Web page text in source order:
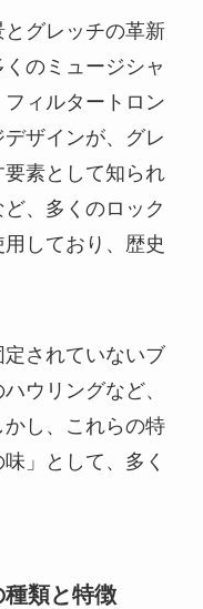
グレッチの革新
のミュージシャ
ィルタートロン
ザインが、グレ
素として知られ
、多くのロック
しており、歴史
されていないブ
ウリングなど、
し、これらの特
」として、多く
類と特徴